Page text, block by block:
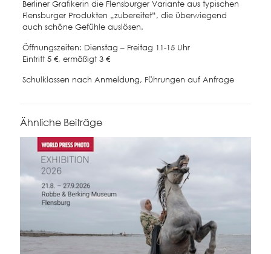
Berliner Grafikerin die Flensburger Variante aus typischen
Flensburger Produkten „zubereitet“, die überwiegend
auch schöne Gefühle auslösen.
Öffnungszeiten: Dienstag – Freitag 11-15 Uhr
Eintritt 5 €, ermäßigt 3 €
Schulklassen nach Anmeldung, Führungen auf Anfrage
Ähnliche Beiträge